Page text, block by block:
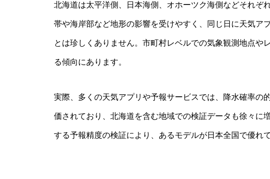
北海道は太平洋側、日本海側、オホーツク海側などそれぞ
帯や海岸部など地形の影響を受けやすく、同じ日に天気ア
とは珍しくありません。市町村レベルでの気象観測地点や
る傾向にあります。
実際、多くの天気アプリや予報サービスでは、降水確率の
価されており、北海道を含む地域での検証データも徐々に
する予報精度の検証により、あるモデルが日本全国で優れ